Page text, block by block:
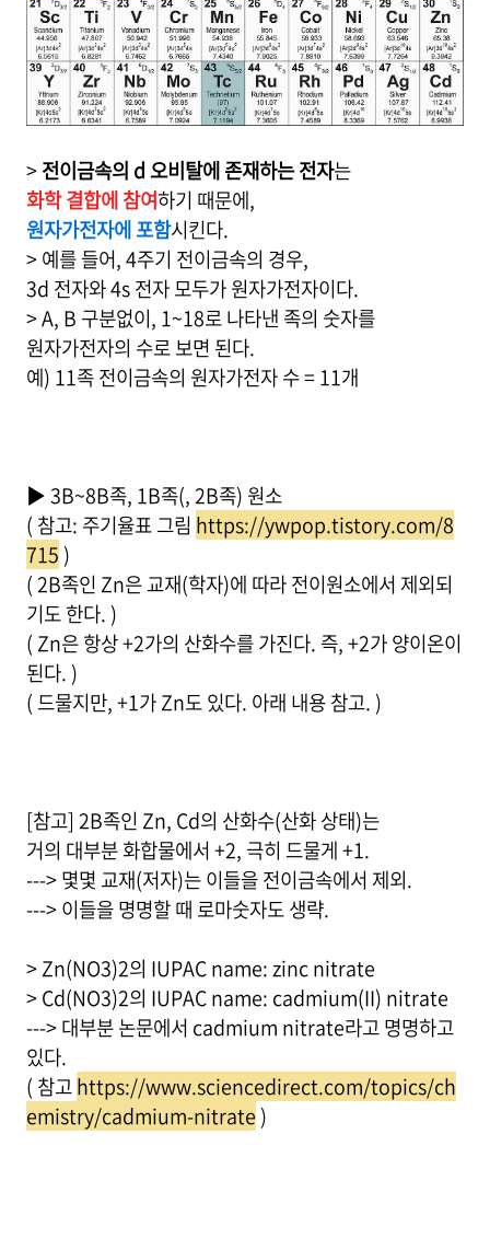
>전이금속의 d 오비탈에 존재하는 전자는
화학 결합에 참여하기 때문에,
원자가전자에 포함시킨다.
> 예를 들어, 4주기 전이금속의 경우,
3d 전자와 4s 전자 모두가 원자가전자이다.
> A, B 구분없이, 1~18로 나타낸 족의 숫자를
원자가전자의 수로 보면 된다.
예) 11족 전이금속의 원자가전자 수 = 11개
▶ 3B~8B족, 1B족(, 2B족) 원소
( 참고: 주기율표 그림 https://ywpop.tistory.com/8
715 )
( 2B족인 Zn은 교재(학자)에 따라 전이원소에서 제외되
기도 한다. )
( Zn은 항상 +2가의 산화수를 가진다. 즉, +2가 양이온이
된다. )
( 드물지만, +1가 Zn도 있다. 아래 내용 참고. )
[참고] 2B족인 Zn, Cd의 산화수(산화 상태)는
거의 대부분 화합물에서 +2, 극히 드물게 +1.
---> 몇몇 교재(저자)는 이들을 전이금속에서 제외.
---> 이들을 명명할 때 로마숫자도 생략.
> Zn(NO3)2의 IUPAC name: zinc nitrate
> Cd(NO3)2의 IUPAC name: cadmium(II) nitrate
---> 대부분 논문에서 cadmium nitrate라고 명명하고
있다.
( 참고https://www.sciencedirect.com/topics/ch
emistry/cadmium-nitrate )